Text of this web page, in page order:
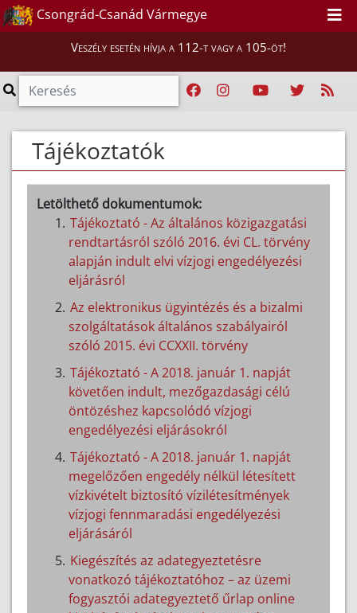
Csongrád-Csanád Vármegye
Veszély esetén hívja a 112-t vagy a 105-öt!
Tájékoztatók
Letölthető dokumentumok:
Tájékoztató - Az általános közigazgatási
rendtartásról szóló 2016. évi CL. törvény
alapján indult elvi vízjogi engedélyezési
eljárásról
Az elektronikus ügyintézés és a bizalmi
szolgáltatások általános szabályairól
szóló 2015. évi CCXXII. törvény
Tájékoztató - A 2018. január 1. napját
követően indult, mezőgazdasági célú
öntözéshez kapcsolódó vízjogi
engedélyezési eljárásokról
Tájékoztató - A 2018. január 1. napját
megelőzően engedély nélkül létesített
vízkivételt biztosító vízilétesítmények
vízjogi fennmaradási engedélyezési
eljárásáról
Kiegészítés az adategyeztetésre
vonatkozó tájékoztatóhoz – az üzemi
fogyasztói adategyeztető űrlap online